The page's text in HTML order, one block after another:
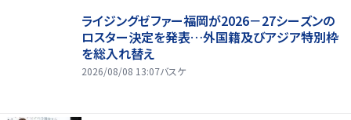
ライジングゼファー福岡が2026－27シーズンの
ロスター決定を発表…外国籍及びアジア特別枠
を総入れ替え
2026/08/08 13:07バスケ